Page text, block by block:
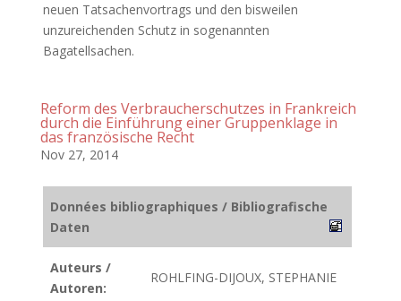
neuen Tatsachenvortrags und den bisweilen
unzureichenden Schutz in sogenannten
Bagatellsachen.
Reform des Verbraucherschutzes in Frankreich
durch die Einführung einer Gruppenklage in
das französische Recht
Nov 27, 2014
Données bibliographiques / Bibliografische
Daten
Auteurs /
Autoren:
ROHLFING-DIJOUX, STEPHANIE